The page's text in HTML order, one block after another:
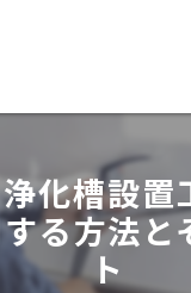
化槽設置
る方法と
ト